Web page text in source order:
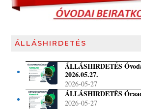
ÁLLÁSHIRDETÉS
ÁLLÁSHIRDETÉS
2026.05.27.
2026-05-27
ÁLLÁSHIRDETÉS
2026-05-27